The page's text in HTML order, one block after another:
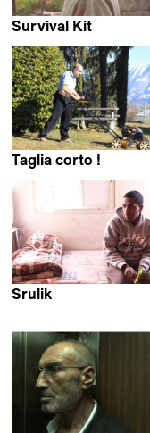
Survival Kit
Taglia corto !
Srulik